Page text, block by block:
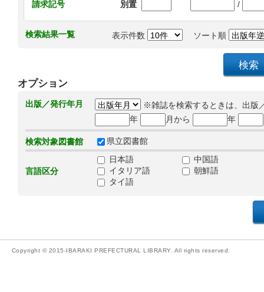
請求記号
別置 /
検索結果一覧 表示件数 ソート順
オプション
出版／発行年月
※雑誌を検索するときは、出版
年
月から 年
検索対象図書館 県立図書館
言語区分
日本語
中国語
イタリア語
朝鮮語
タイ語
Copyright © 2015-IBARAKI PREFECTURAL LIBRARY. All rights reserved.